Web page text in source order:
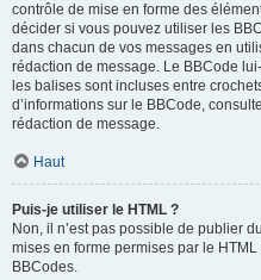
contrôle de mise en forme des
décider si vous pouvez utiliser les
dans chacun de vos messages en
rédaction de message. Le BBCode
les balises sont incluses entre
d’informations sur le BBCode,
rédaction de message.
Haut
Puis-je utiliser le HTML ?
Non, il n’est pas possible de publier
mises en forme permises par le
BBCodes.